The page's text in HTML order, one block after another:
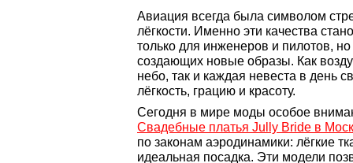
Авиация всегда была символом
лёгкости. Именно эти качества
только для инженеров и пилотов,
создающих новые образы. Как
небо, так и каждая невеста в день
лёгкость, грацию и красоту.
Сегодня в мире моды особое
Свадебные платья Jully Bride в
по законам аэродинамики: лёгкие
идеальная посадка. Эти модели